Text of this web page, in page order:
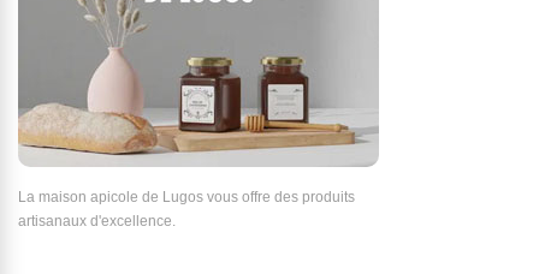
La maison apicole de Lugos vous offre des produits
artisanaux d'excellence.